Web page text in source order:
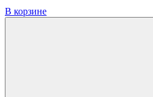
В корзине